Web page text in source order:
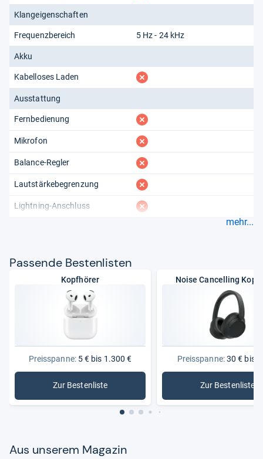
Klangeigenschaften
Frequenzbereich 5 Hz - 24 kHz
Akku
Kabelloses Laden fehlt
Ausstattung
Fernbedienung fehlt
Mikrofon fehlt
Balance-Regler fehlt
Lautstärkebegrenzung fehlt
Lightning-Anschluss fehlt
mehr...
Pas­sende Bes­ten­lis­ten
Kopfhörer
Preisspanne:5 € bis 1.300 €
Zur Bestenliste
: Kopfhörer
Noise Cancelling
Preisspanne:30 € bis
Zur Bestenliste
: Noise
Aus unse­rem Maga­zin